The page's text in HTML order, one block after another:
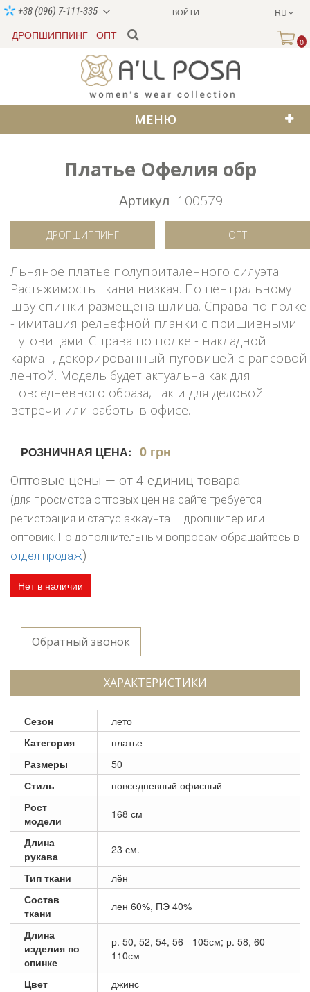
ВОЙТИ RU
+38 (096) 7-111-335
ДРОПШИППИНГ ОПТ
0
МЕНЮ
Платье Офелия обр
Артикул 100579
ДРОПШИППИНГ ОПТ
Льняное платье полуприталенного силуэта.
Растяжимость ткани низкая. По центральному
шву спинки размещена шлица. Справа по полке
- имитация рельефной планки с пришивными
пуговицами. Справа по полке - накладной
карман, декорированный пуговицей с рапсовой
лентой. Модель будет актуальна как для
повседневного образа, так и для деловой
встречи или работы в офисе.
РОЗНИЧНАЯ ЦЕНА: 0 грн
Оптовые цены — от 4 единиц товара
(для просмотра оптовых цен на сайте требуется
регистрация и статус аккаунта — дропшипер или
оптовик. По дополнительным вопросам обращайтесь в
отдел продаж)
Нет в наличии
Обратный звонок
ХАРАКТЕРИСТИКИ
Сезон
лето
Категория
платье
Размеры
50
Стиль
повседневный офисный
Рост
модели
168 см
Длина
рукава
23 см.
Тип ткани
лён
Состав
ткани
лен 60%, ПЭ 40%
Длина
изделия по
спинке
р. 50, 52, 54, 56 - 105см; р. 58, 60 -
110см
Цвет джинс